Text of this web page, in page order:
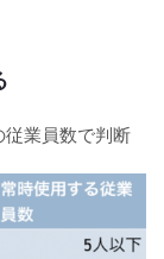
業員数で判断